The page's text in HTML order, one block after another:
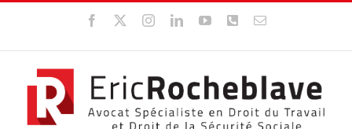
contenu
Facebook InstagramLinkedInYouTubeWhatsApp
Email